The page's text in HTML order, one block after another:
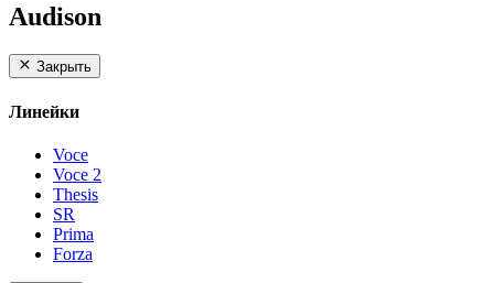
Audison
Закрыть
Линейки
Voce
Voce 2
Thesis
SR
Prima
Forza